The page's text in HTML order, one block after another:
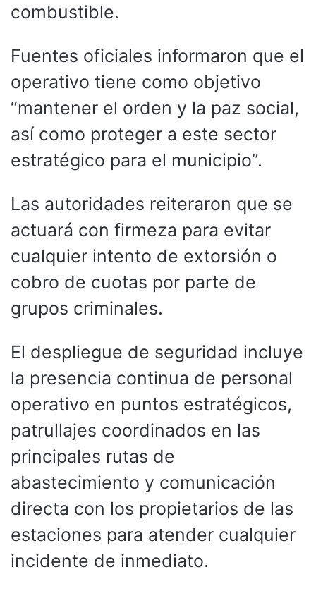
combustible.
Fuentes oficiales informaron que el
operativo tiene como objetivo
“mantener el orden y la paz social,
así como proteger a este sector
estratégico para el municipio”.
Las autoridades reiteraron que se
actuará con firmeza para evitar
cualquier intento de extorsión o
cobro de cuotas por parte de
grupos criminales.
El despliegue de seguridad incluye
la presencia continua de personal
operativo en puntos estratégicos,
patrullajes coordinados en las
principales rutas de
abastecimiento y comunicación
directa con los propietarios de las
estaciones para atender cualquier
incidente de inmediato.